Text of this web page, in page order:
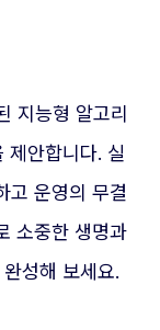
지능형 알고리
제안합니다. 실
고 운영의 무결
소중한 생명과
성해 보세요.